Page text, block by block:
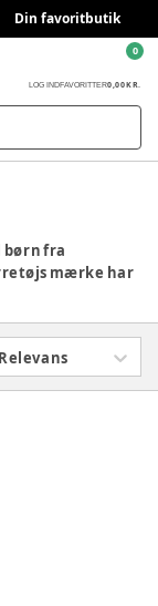
Din favoritbutik
LOG INDFAVORITTER0,00 KR.
0
børn fra
mærke har
klæde sig
Relevans